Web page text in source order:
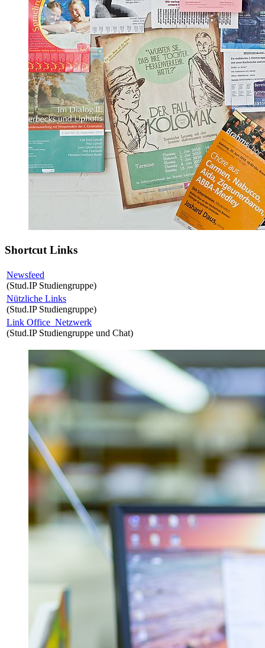
Shortcut Links
Newsfeed
(Stud.IP Studiengruppe)
Nützliche Links
(Stud.IP Studiengruppe)
Link Office_Netzwerk
(Stud.IP Studiengruppe und Chat)